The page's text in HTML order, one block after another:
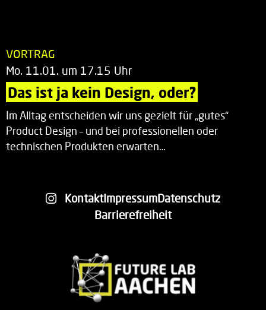
VORTRAG
Mo. 11.01. um 17.15 Uhr
Das ist ja kein Design, oder?
Im Alltag entscheiden wir uns gezielt für „gutes“
Product Design – und bei professionellen oder
technischen Produkten erwarten…
KontaktImpressumDatenschutz
Barrierefreiheit